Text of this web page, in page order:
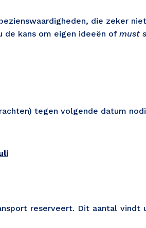
die zeker niet
de kans om eigen ideeën of must
tegen volgende datum
reserveert. Dit aantal vindt